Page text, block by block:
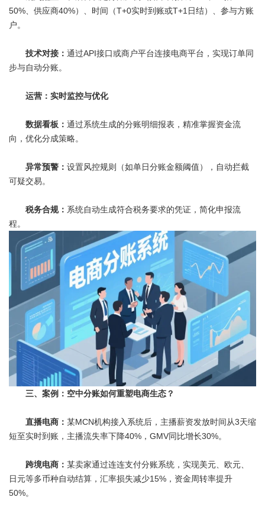
50%、供应商40%）、时间（T+0实时到账或T+1日结）、参与方账
户。
技术对接： 通过API接口或商户平台连接电商平台，实现订单同
步与自动分账。
运营：实时监控与优化
数据看板： 通过系统生成的分账明细报表，精准掌握资金流
向，优化分成策略。
异常预警： 设置风控规则（如单日分账金额阈值），自动拦截
可疑交易。
税务合规： 系统自动生成符合税务要求的凭证，简化申报流
程。
三、案例：空中分账如何重塑电商生态？
直播电商： 某MCN机构接入系统后，主播薪资发放时间从3天缩
短至实时到账，主播流失率下降40%，GMV同比增长30%。
跨境电商： 某卖家通过连连支付分账系统，实现美元、欧元、
日元等多币种自动结算，汇率损失减少15%，资金周转率提升
50%。